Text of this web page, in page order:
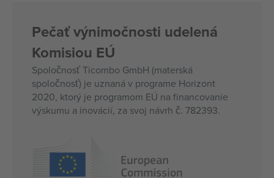
Pečať výnimočnosti udelená
Komisiou EÚ
Spoločnosť Ticombo GmbH (materská
spoločnosť) je uznaná v programe Horizont
2020, ktorý je programom EÚ na financovanie
výskumu a inovácií, za svoj návrh č. 782393.